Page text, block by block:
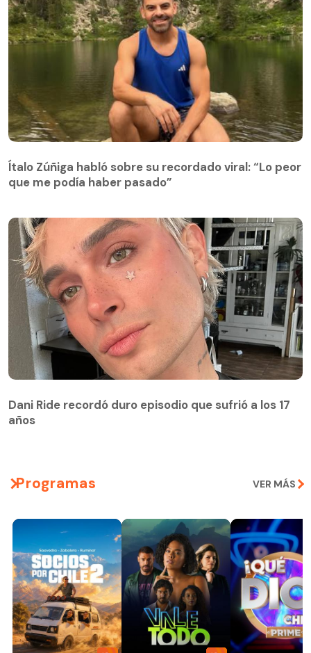
Ítalo Zúñiga habló sobre su recordado viral: “Lo peor
que me podía haber pasado”
Dani Ride recordó duro episodio que sufrió a los 17
años
Programas VER MÁS